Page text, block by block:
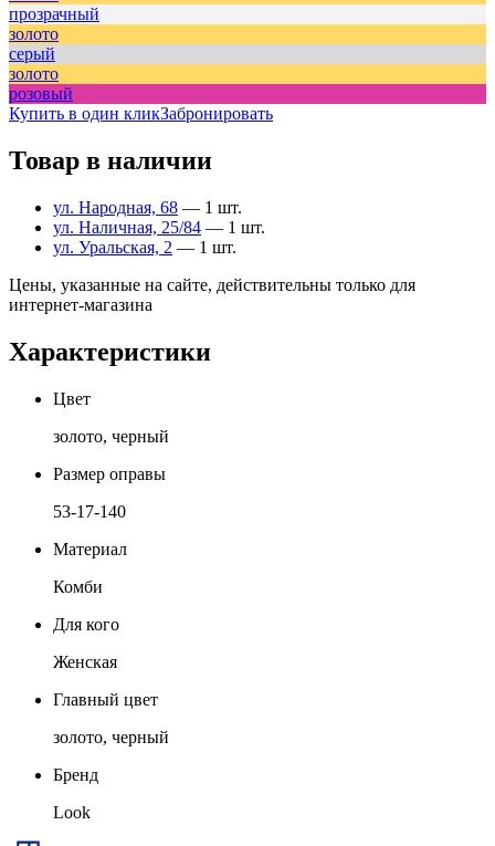
прозрачный
золото
серый
золото
розовый
Купить в один кликЗабронировать
Товар в наличии
ул. Народная, 68 — 1 шт.
ул. Наличная, 25/84 — 1 шт.
ул. Уральская, 2 — 1 шт.
Цены, указанные на сайте, действительны только для
интернет-магазина
Характеристики
Цвет
золото, черный
Размер оправы
53-17-140
Материал
Комби
Для кого
Женская
Главный цвет
золото, черный
Бренд
Look